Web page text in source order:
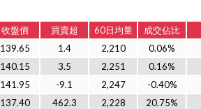
收盤價 買賣超 60日均量 成交佔比
139.65 1.4 2,210
0.06%
140.15 3.5 2,251
0.16%
141.95 -9.1 2,247
-0.40%
137.40 462.3 2,228 20.75%